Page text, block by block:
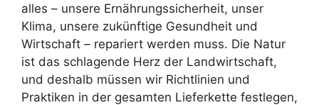
alles – unsere Ernährungssicherheit, unser
Klima, unsere zukünftige Gesundheit und
Wirtschaft – repariert werden muss. Die Natur
ist das schlagende Herz der Landwirtschaft,
und deshalb müssen wir Richtlinien und
Praktiken in der gesamten Lieferkette festlegen,